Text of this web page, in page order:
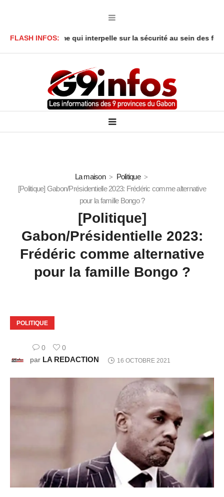
FLASH INFOS:
: Le drame qui interpelle sur la sécurité au sein des foyers
La maison
Politique
[Politique] Gabon/Présidentielle 2023: Frédéric comme alternative
pour la famille Bongo ?
[Politique]
Gabon/Présidentielle 2023:
Frédéric comme alternative
pour la famille Bongo ?
POLITIQUE
0
0
par LA REDACTION 16 OCTOBRE 2021